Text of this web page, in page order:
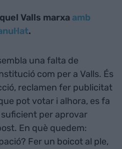
Valls marxaamb
.
una falta de
com per a Valls. És
reclamen fer publicitat
pot votar i alhora, es fa
per aprovar
En què quedem:
Fer un boicot al ple,